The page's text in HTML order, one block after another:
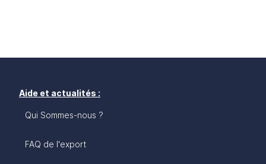
Aide et actualités :
Qui Sommes-nous ?
FAQ de l'export